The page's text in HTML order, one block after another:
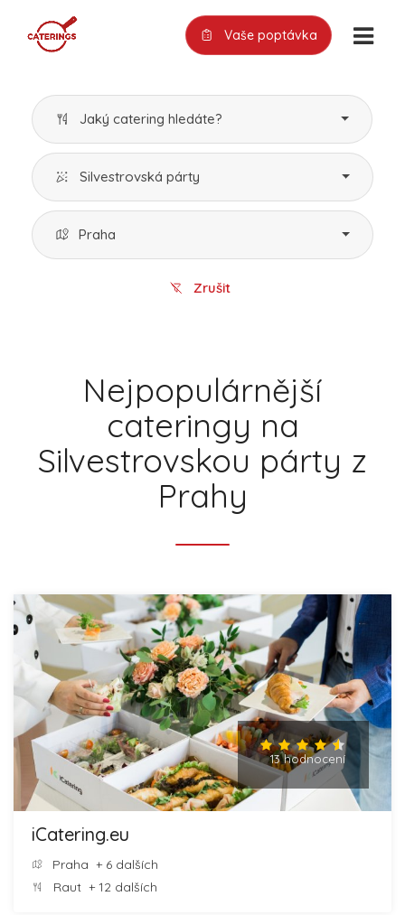
Vaše poptávka
Jaký catering hledáte?
Silvestrovská párty
Praha
Zrušit
Nejpopulárnější
cateringy na
Silvestrovskou párty z
Prahy
13 hodnocení
iCatering.eu
Praha + 6 dalších
Raut + 12 dalších